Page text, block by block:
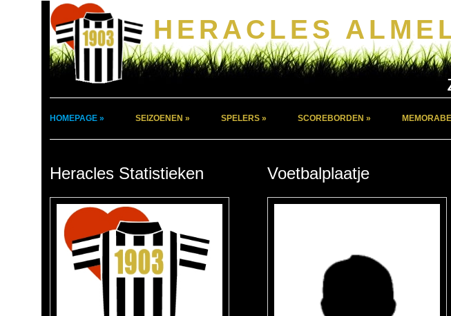
HERACLES
HOMEPAGE » SEIZOENEN » SPELERS » SCOREBORDEN »
Heracles Statistieken Voetbalplaatje